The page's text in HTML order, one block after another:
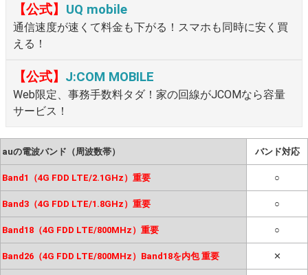
【公式】 UQ mobile
通信速度が速くて料金も下がる！スマホも同時に安く買
える！
【公式】 J:COM MOBILE
Web限定、事務手数料タダ！家の回線がJCOMなら容量
サービス！
auの電波バンド（周波数帯） バンド対応
Band1（4G FDD LTE/2.1GHz）重要 ○
Band3（4G FDD LTE/1.8GHz）重要 ○
Band18（4G FDD LTE/800MHz）重要 ○
Band26（4G FDD LTE/800MHz）Band18を内包 重要 ✕